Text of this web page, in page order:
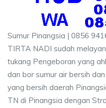
Sumur Pinangsia | 0856
TIRTA NADI sudah
tukang Pengeboran yang
dan bor sumur air bersih
yang bersih daerah
TN di Pinangsia dengan